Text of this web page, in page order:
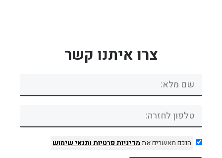
צרו איתנו קשר
הנכם מאשרים אתמדיניות פרטיותותנאי שימוש